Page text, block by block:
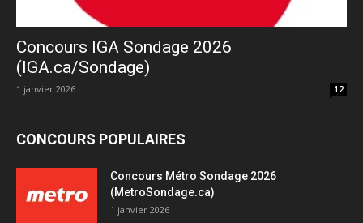
Concours IGA Sondage 2026
(IGA.ca/Sondage)
1 janvier 2026 12
CONCOURS POPULAIRES
Concours Métro Sondage 2026
(MetroSondage.ca)
1 janvier 2026